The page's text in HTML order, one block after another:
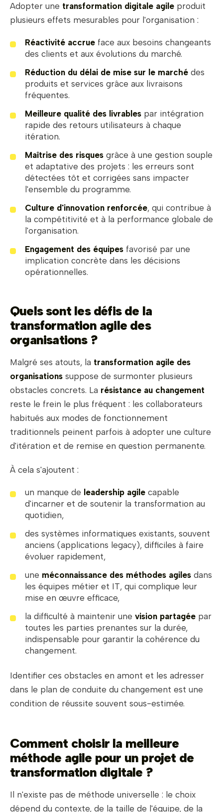
Adopter une transformation digitale agile produit
plusieurs effets mesurables pour l'organisation :
Réactivité accrue face aux besoins changeants
des clients et aux évolutions du marché.
Réduction du délai de mise sur le marché des
produits et services grâce aux livraisons
fréquentes.
Meilleure qualité des livrables par intégration
rapide des retours utilisateurs à chaque
itération.
Maîtrise des risques grâce à une gestion souple
et adaptative des projets : les erreurs sont
détectées tôt et corrigées sans impacter
l'ensemble du programme.
Culture d'innovation renforcée, qui contribue à
la compétitivité et à la performance globale de
l'organisation.
Engagement des équipes favorisé par une
implication concrète dans les décisions
opérationnelles.
Quels sont les défis de la
transformation agile des
organisations ?
Malgré ses atouts, la transformation agile des
organisations suppose de surmonter plusieurs
obstacles concrets. La résistance au changement
reste le frein le plus fréquent : les collaborateurs
habitués aux modes de fonctionnement
traditionnels peinent parfois à adopter une culture
d'itération et de remise en question permanente.
À cela s'ajoutent :
un manque de leadership agile capable
d'incarner et de soutenir la transformation au
quotidien,
des systèmes informatiques existants, souvent
anciens (applications legacy), difficiles à faire
évoluer rapidement,
une méconnaissance des méthodes agiles dans
les équipes métier et IT, qui complique leur
mise en œuvre efficace,
la difficulté à maintenir une vision partagée par
toutes les parties prenantes sur la durée,
indispensable pour garantir la cohérence du
changement.
Identifier ces obstacles en amont et les adresser
dans le plan de conduite du changement est une
condition de réussite souvent sous-estimée.
Comment choisir la meilleure
méthode agile pour un projet de
transformation digitale ?
Il n'existe pas de méthode universelle : le choix
dépend du contexte, de la taille de l'équipe, de la